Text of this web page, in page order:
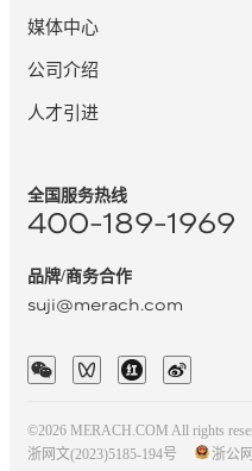
媒体中心
公司介绍
人才引进
全国服务热线
400-189-1969
品牌/商务合作
suji@merach.com
©2026 MERACH.COM All rights
浙网文(2023)5185-194号
浙公